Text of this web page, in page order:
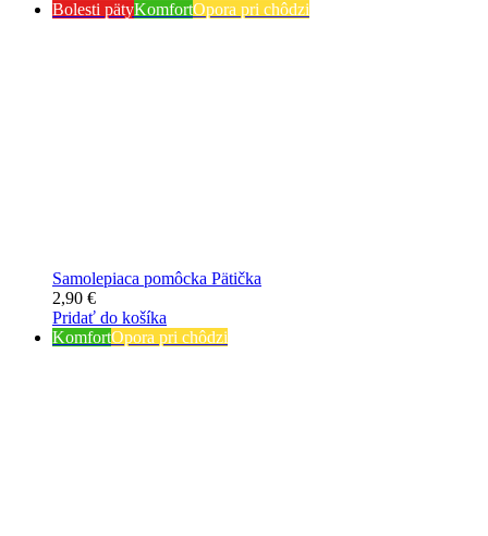
Bolesti pätyKomfortOpora pri chôdzi
Samolepiaca pomôcka Pätička
2,90 €
Pridať do košíka
KomfortOpora pri chôdzi